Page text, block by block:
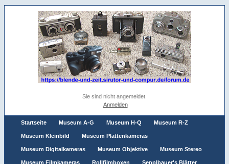
Sie sind nicht angemeldet.
Anmelden
Startseite Museum A-G Museum H-Q Museum R-Z
Museum Kleinbild Museum Plattenkameras
Museum Digitalkameras Museum Objektive Museum Stereo
Museum Filmkameras Rollfilmboxen Sepplbauer's Blätter